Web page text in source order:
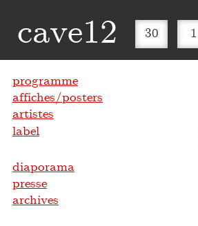
cave12 30 1
programme
affiches/posters
artistes
label
diaporama
presse
archives